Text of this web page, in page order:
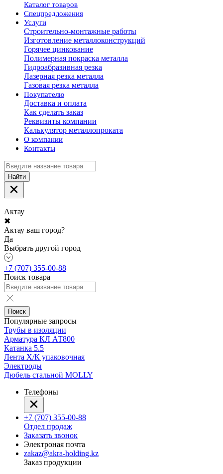
Каталог товаров
Спецпредложения
Услуги
Строительно-монтажные работы
Изготовление металлоконструкций
Горячее цинкование
Полимерная покраска металла
Гидроабразивная резка
Лазерная резка металла
Газовая резка металла
Покупателю
Доставка и оплата
Как сделать заказ
Реквизиты компании
Калькулятор металлопроката
О компании
Контакты
Найти
Актау
✖
Актау ваш город?
Да
Выбрать другой город
+7 (707) 355-00-88
Поиск товара
Поиск
Популярные запросы
Трубы в изоляции
Арматура КЛ АТ800
Катанка 5.5
Лента Х/К упаковочная
Электроды
Дюбель стальной MOLLY
Телефоны
+7 (707) 355-00-88
Отдел продаж
Заказать звонок
Электроная почта
zakaz@akra-holding.kz
Заказ продукции